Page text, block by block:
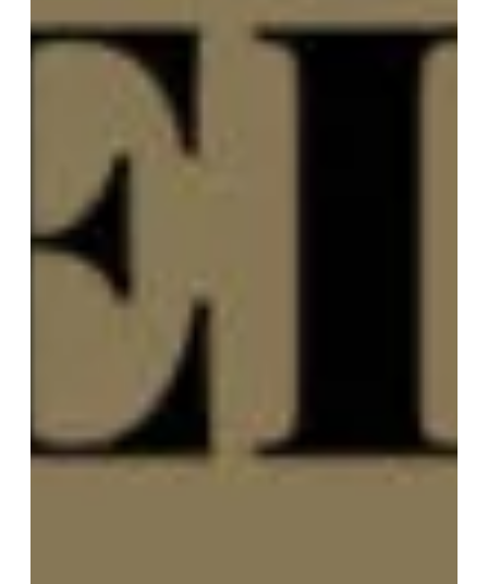
Vos Coordonnées
MAIL*